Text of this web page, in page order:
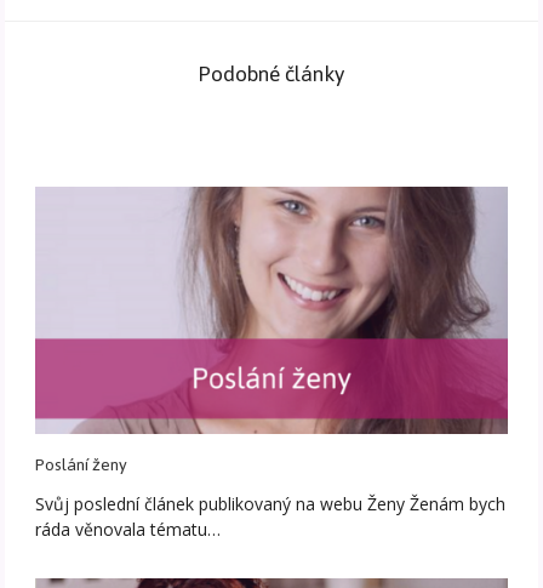
Podobné články
Poslání ženy
Svůj poslední článek publikovaný na webu Ženy Ženám bych
ráda věnovala tématu…